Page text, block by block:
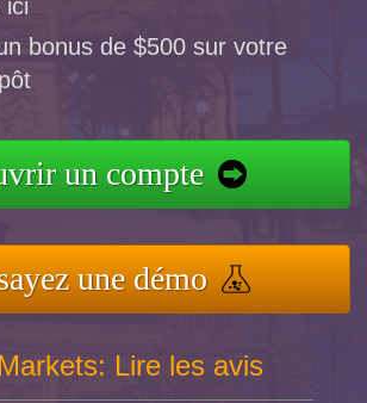
ici
bonus de $500 sur votre
un compte
une démo
Lire les avis